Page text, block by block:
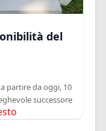
del
partire da oggi, 10
successore